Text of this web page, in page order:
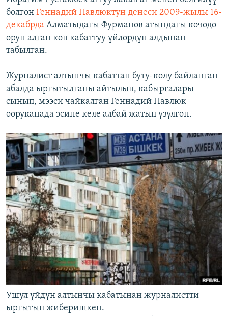
болгон Геннадий Павлюктун денеси 2009-жылы 16-
декабрда Алматыдагы Фурманов атындагы көчөдө
орун алган көп кабаттуу үйлөрдүн алдынан
табылган.
Журналист алтынчы кабаттан буту-колу байланган
абалда ыргытылганы айтылып, кабыргалары
сынып, мээси чайкалган Геннадий Павлюк
ооруканада эсине келе албай жатып үзүлгөн.
Ушул үйдүн алтынчы кабатынан журналистти
ыргытып жиберишкен.